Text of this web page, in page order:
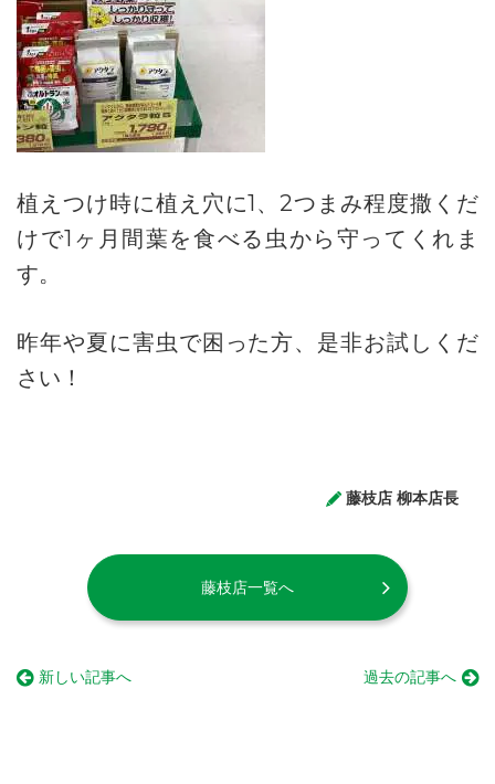
植えつけ時に植え穴に1、2つまみ程度撒くだ
けで1ヶ月間葉を食べる虫から守ってくれま
す。
昨年や夏に害虫で困った方、是非お試しくだ
さい！
藤枝店 柳本店長
藤枝店一覧へ
新しい記事へ 過去の記事へ